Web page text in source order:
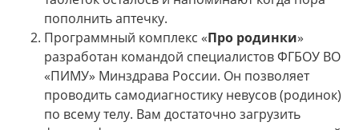
пополнить аптечку.
Программный комплекс «Про родинки»
разработан командой специалистов ФГБОУ ВО
«ПИМУ» Минздрава России. Он позволяет
проводить самодиагностику невусов (родинок)
по всему телу. Вам достаточно загрузить